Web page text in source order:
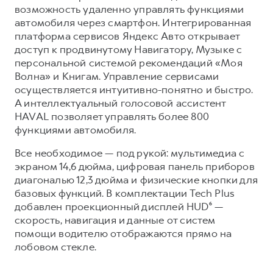
Коллекция CITY
Коллекция Базовая
Коллекция Детская
Коллекция Детская
возможность удаленно управлять функциями
автомобиля через смартфон. Интегрированная
платформа сервисов Яндекс Авто открывает
доступ к продвинутому Навигатору, Музыке с
персональной системой рекомендаций «Моя
Волна» и Книгам. Управление сервисами
осуществляется интуитивно-понятно и быстро.
А интеллектуальный голосовой ассистент
HAVAL позволяет управлять более 800
функциями автомобиля.
Все необходимое — под рукой: мультимедиа с
экраном 14,6 дюйма, цифровая панель приборов
диагональю 12,3 дюйма и физические кнопки для
базовых функций. В комплектации Tech Plus
добавлен проекционный дисплей HUD⁶ —
скорость, навигация и данные от систем
помощи водителю отображаются прямо на
лобовом стекле.